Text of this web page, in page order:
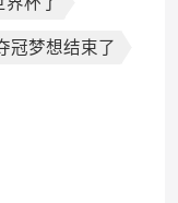
冠梦想结束了